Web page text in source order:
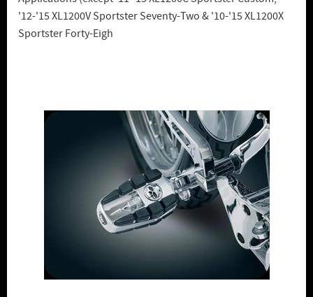
'12-'15 XL1200V Sportster Seventy-Two & '10-'15 XL1200X
Sportster Forty-Eigh